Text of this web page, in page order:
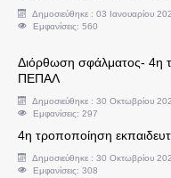
Σχολεία
Διοικητικά
Υπηρεσιακές
Υπεύθυνοι
Δημοσιεύθηκε : 03 Ιανουαρίου
Εμφανίσεις: 560
Διόρθωση σφάλματος- 4η
ΠΕΠΑΛ
Δημοσιεύθηκε : 30 Οκτωβρίου
Εμφανίσεις: 297
4η τροποποίηση
Δημοσιεύθηκε : 30 Οκτωβρίου
Εμφανίσεις: 308